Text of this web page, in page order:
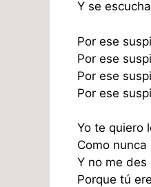
Y se
Por ese
Por ese
Por ese
Por ese
Yo te quiero
Como
Y no me des
Porque tú